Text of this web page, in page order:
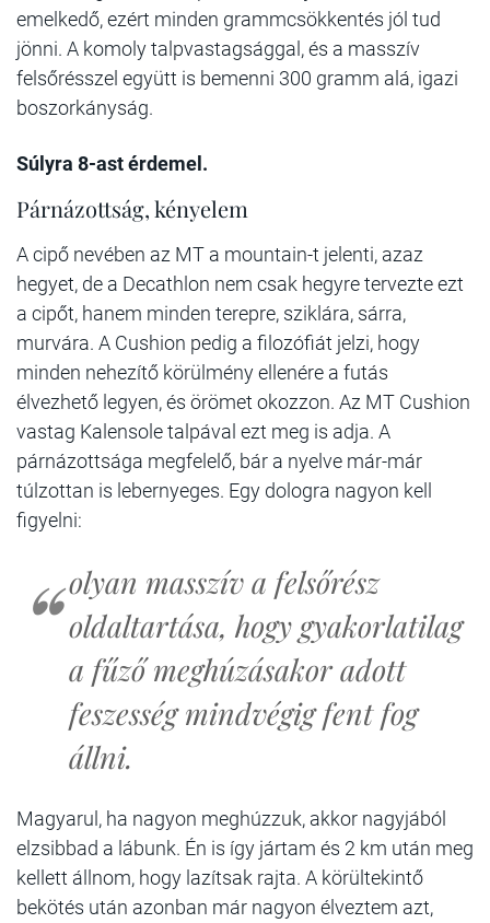
emelkedő, ezért minden grammcsökkentés jól tud
jönni. A komoly talpvastagsággal, és a masszív
felsőrésszel együtt is bemenni 300 gramm alá, igazi
boszorkányság.
Súlyra 8-ast érdemel.
Párnázottság, kényelem
A cipő nevében az MT a mountain-t jelenti, azaz
hegyet, de a Decathlon nem csak hegyre tervezte ezt
a cipőt, hanem minden terepre, sziklára, sárra,
murvára. A Cushion pedig a filozófiát jelzi, hogy
minden nehezítő körülmény ellenére a futás
élvezhető legyen, és örömet okozzon. Az MT Cushion
vastag Kalensole talpával ezt meg is adja. A
párnázottsága megfelelő, bár a nyelve már-már
túlzottan is lebernyeges. Egy dologra nagyon kell
figyelni:
olyan masszív a felsőrész
oldaltartása, hogy gyakorlatilag
a fűző meghúzásakor adott
feszesség mindvégig fent fog
állni.
Magyarul, ha nagyon meghúzzuk, akkor nagyjából
elzsibbad a lábunk. Én is így jártam és 2 km után meg
kellett állnom, hogy lazítsak rajta. A körültekintő
bekötés után azonban már nagyon élveztem azt,